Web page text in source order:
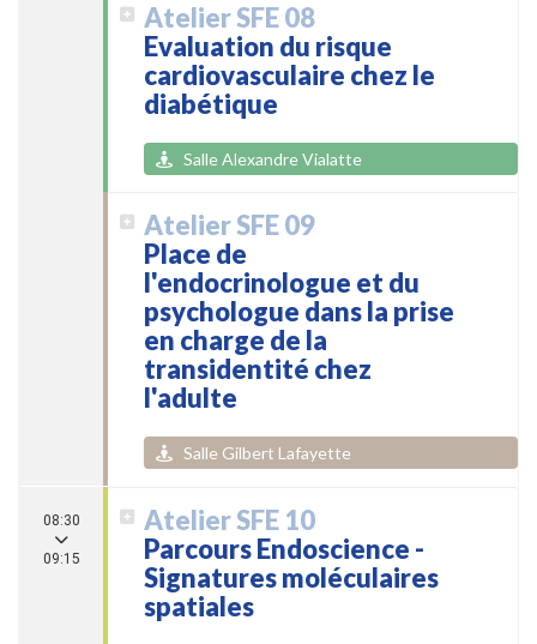
Atelier SFE 08
Evaluation du risque
cardiovasculaire chez le
diabétique
Salle Alexandre Vialatte
Atelier SFE 09
Place de
l'endocrinologue et du
psychologue dans la prise
en charge de la
transidentité chez
l'adulte
Salle Gilbert Lafayette
08:30
09:15
Atelier SFE 10
Parcours Endoscience -
Signatures moléculaires
spatiales